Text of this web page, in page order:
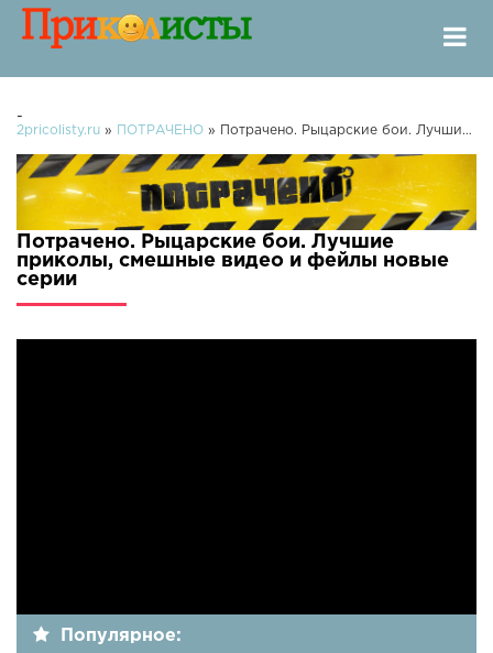
-
2pricolisty.ru » ПОТРАЧЕНО » Потрачено. Рыцарские бои. Лучшие приколы, смешные видео и фейлы
Потрачено. Рыцарские бои. Лучшие
приколы, смешные видео и фейлы новые
серии
Популярное: